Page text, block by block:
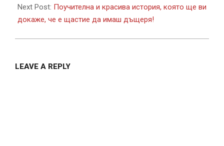
Next Post: Поучителна и красива история, която ще ви
докаже, че е щастие да имаш дъщеря!
LEAVE A REPLY